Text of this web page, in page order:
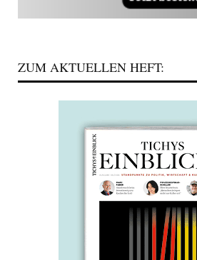
ZUM AKTUELLEN HEFT: